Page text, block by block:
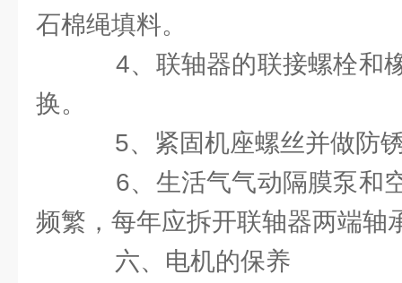
石棉绳填料。
4、联轴器的联接螺栓和
换。
5、紧固机座螺丝并做防
6、生活气气动隔膜泵和
频繁，每年应拆开联轴器两端轴
六、电机的保养